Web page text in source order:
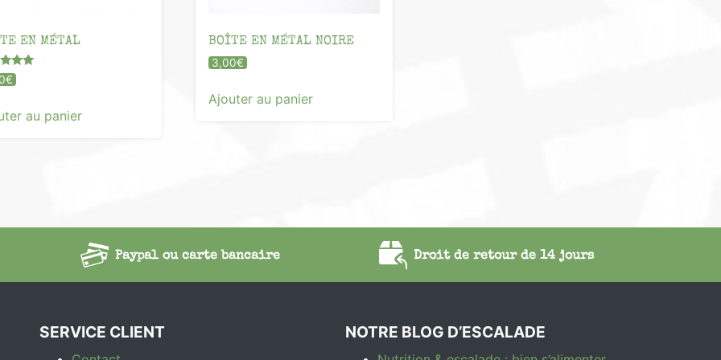
EN MÉTAL
€
au panier
BOÎTE EN MÉTAL NOIRE
3,00€
Ajouter au panier
Paypal ou carte bancaire Droit de retour de 14 jours
SERVICE CLIENT NOTRE BLOG D’ESCALADE